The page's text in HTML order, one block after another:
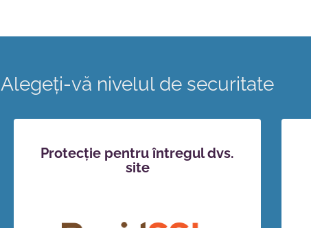
Alegeți-vă nivelul de securitate
Protecție pentru întregul dvs.
site